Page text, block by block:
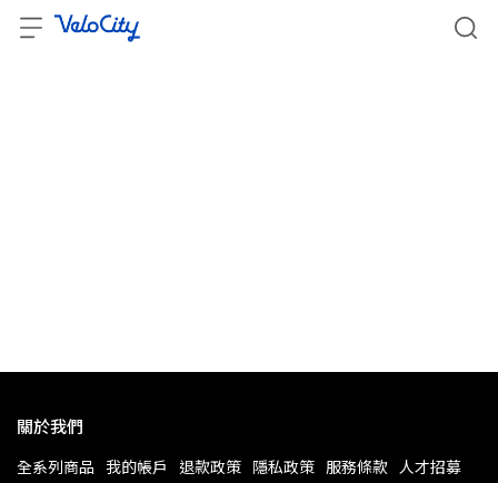
關於我們
全系列商品 我的帳戶 退款政策 隱私政策 服務條款 人才招募